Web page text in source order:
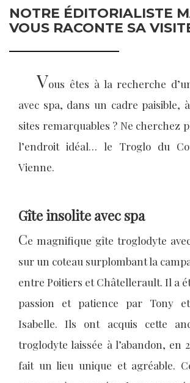
NOTRE ÉDITORIALISTE
VOUS RACONTE SA
Vous êtes à la recherche
avec spa, dans un cadre paisible,
sites remarquables ? Ne cherchez
l’endroit idéal… le Troglo du
Vienne.
Gîte insolite avec spa
Ce magnifique gîte troglodyte
sur un coteau surplombant la
entre Poitiers et Châtellerault. Il a
passion et patience par Tony
Isabelle. Ils ont acquis cette
troglodyte laissée à l’abandon, en
fait un lieu unique et agréable.